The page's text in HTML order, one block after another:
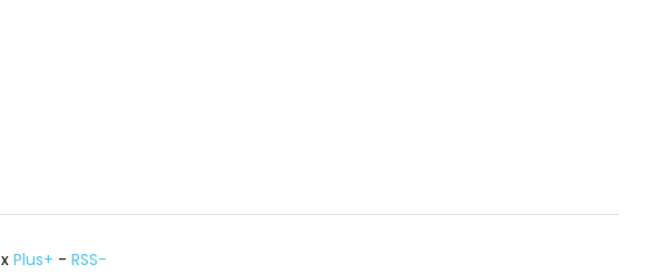
xPlus+ -RSS-